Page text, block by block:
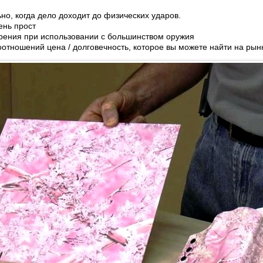
когда дело доходит до физических ударов.
прост
при использовании с большинством оружия
цена / долговечность, которое вы можете найти на